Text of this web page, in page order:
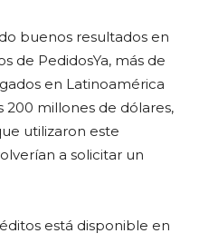
buenos resultados en
de PedidosYa, más de
en Latinoamérica
millones de dólares,
utilizaron este
a solicitar un
está disponible en